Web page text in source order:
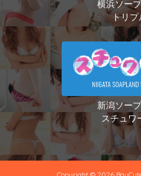
横浜ソー
トリプ
新潟ソー
スチュワ